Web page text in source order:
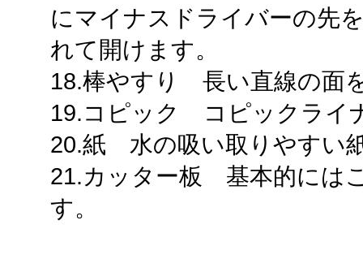
にマイナスドライバーの先
れて開けます。
18.棒やすり 長い直線の面
19.コピック コピックライ
20.紙 水の吸い取りやすい
21.カッター板 基本的には
す。